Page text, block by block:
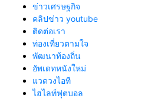
ข่าวเศรษฐกิจ
คลิปข่าว youtube
ติดต่อเรา
ท่องเที่ยวตามใจ
พัฒนาท้องถิ่น
อัพเดทหนังใหม่
แวดวงไอที
ไฮไลท์ฟุตบอล